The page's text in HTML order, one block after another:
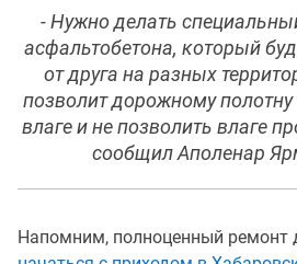
- Нужно делать
асфальтобетона, который
от друга на разных
позволит дорожному полотну
влаге и не позволить влаге
сообщил Аполенар
Напомним, полноценный ремонт